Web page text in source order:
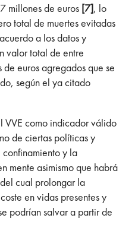
millones de euros [7], lo
total de muertes evitadas
a los datos y
valor total de entre
euros agregados que se
según el ya citado
VVE como indicador válido
de ciertas políticas y
y la
mente asimismo que habrá
cual prolongar la
en vidas presentes y
podrían salvar a partir de